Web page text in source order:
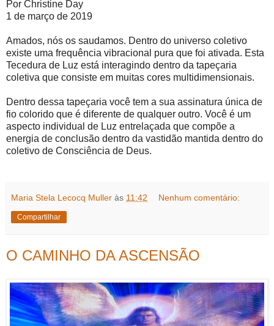
Por Christine Day
1 de março de 2019
Amados, nós os saudamos. Dentro do universo coletivo
existe uma frequência vibracional pura que foi ativada. Esta
Tecedura de Luz está interagindo dentro da tapeçaria
coletiva que consiste em muitas cores multidimensionais.
Dentro dessa tapeçaria você tem a sua assinatura única de
fio colorido que é diferente de qualquer outro. Você é um
aspecto individual de Luz entrelaçada que compõe a
energia de conclusão dentro da vastidão mantida dentro do
coletivo de Consciência de Deus.
Maria Stela Lecocq Muller às 11:42 Nenhum comentário:
Compartilhar
O CAMINHO DA ASCENSÃO